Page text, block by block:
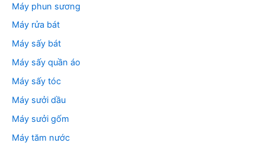
Máy phun sương
Máy rửa bát
Máy sấy bát
Máy sấy quần áo
Máy sấy tóc
Máy sưởi dầu
Máy sưởi gốm
Máy tăm nước